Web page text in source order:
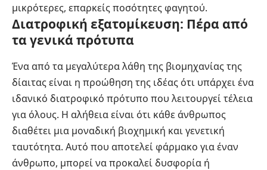
μικρότερες, επαρκείς ποσότητες φαγητού.
Διατροφική εξατομίκευση: Πέρα από
τα γενικά πρότυπα
Ένα από τα μεγαλύτερα λάθη της βιομηχανίας της
δίαιτας είναι η προώθηση της ιδέας ότι υπάρχει ένα
ιδανικό διατροφικό πρότυπο που λειτουργεί τέλεια
για όλους. Η αλήθεια είναι ότι κάθε άνθρωπος
διαθέτει μια μοναδική βιοχημική και γενετική
ταυτότητα. Αυτό που αποτελεί φάρμακο για έναν
άνθρωπο, μπορεί να προκαλεί δυσφορία ή